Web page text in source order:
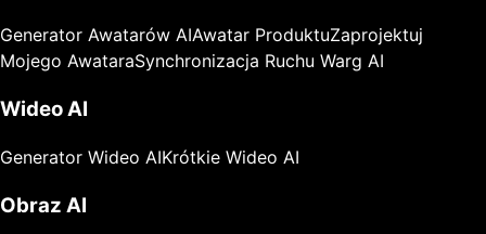
Generator Awatarów AIAwatar ProduktuZaprojektuj
Mojego AwataraSynchronizacja Ruchu Warg AI
Wideo AI
Generator Wideo AIKrótkie Wideo AI
Obraz AI